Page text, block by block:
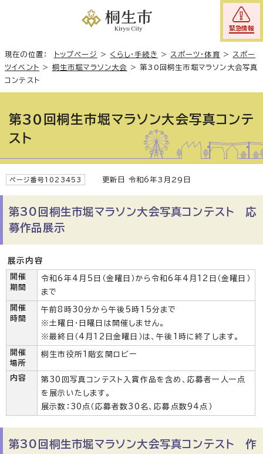
緊急情報
現在の位置： トップページ > くらし・手続き > スポーツ・体育 > スポー
ツイベント > 桐生市堀マラソン大会 >第30回桐生市堀マラソン大会写真
コンテスト
第30回桐生市堀マラソン大会写真コンテ
スト
ページ番号1023453 更新日 令和6年3月29日
第30回桐生市堀マラソン大会写真コンテスト 応
募作品展示
展示内容
開催
期間
令和6年4月5日（金曜日）から令和6年4月12日（金曜日）
まで
開催
時間
午前8時30分から午後5時15分まで
※土曜日・日曜日は開催しません。
※最終日（4月12日金曜日）は、午後1時に終了します。
開催
場所
桐生市役所1階玄関ロビー
内容
第30回写真コンテスト入賞作品を含め、応募者一人一点
を展示いたします。
展示数：30点（応募者数30名、応募点数94点）
第30回桐生市堀マラソン大会写真コンテスト 作